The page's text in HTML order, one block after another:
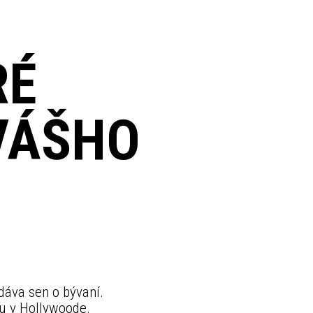
sen o bývaní.
v Hollywoode.